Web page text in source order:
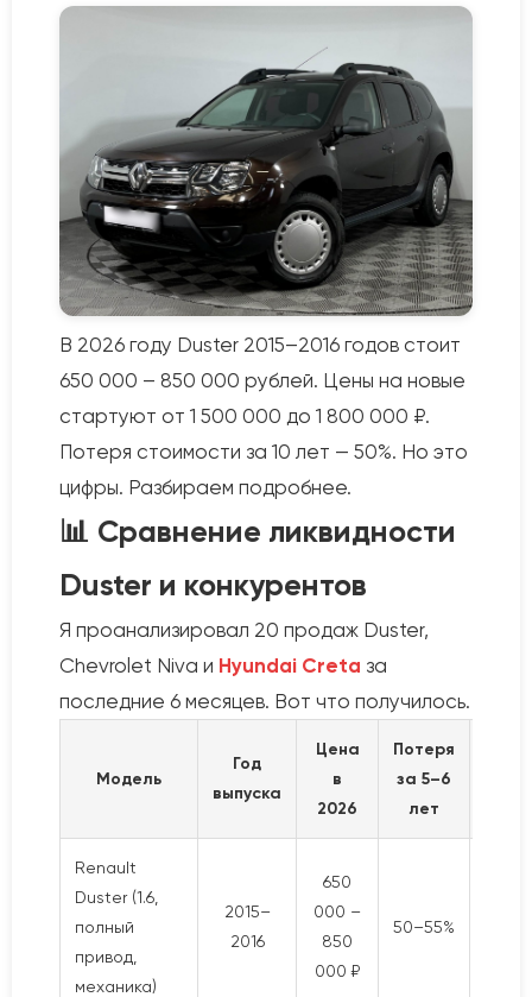
В 2026 году Duster 2015–2016 годов стоит
650 000 – 850 000 рублей. Цены на новые
стартуют от 1 500 000 до 1 800 000 ₽.
Потеря стоимости за 10 лет — 50%. Но это
цифры. Разбираем подробнее.
📊 Сравнение ликвидности
Duster и конкурентов
Я проанализировал 20 продаж Duster,
Chevrolet Niva и Hyundai Creta за
последние 6 месяцев. Вот что получилось.
Модель
Год
выпуска
Цена
в
2026
Потеря
за 5–6
лет
Renault
Duster (1.6,
полный
привод,
механика)
2015–
2016
650
000 –
850
000 ₽
50–55%